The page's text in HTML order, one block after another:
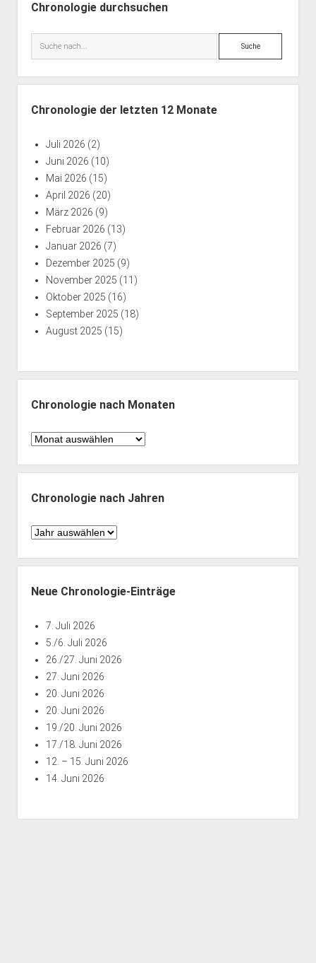
Chronologie durchsuchen
Suche
Chronologie der letzten 12 Monate
Juli 2026 (2)
Juni 2026 (10)
Mai 2026 (15)
April 2026 (20)
März 2026 (9)
Februar 2026 (13)
Januar 2026 (7)
Dezember 2025 (9)
November 2025 (11)
Oktober 2025 (16)
September 2025 (18)
August 2025 (15)
Chronologie nach Monaten
Chronologie
Monaten
Chronologie nach Jahren
Chronologie
Jahren
Neue Chronologie-Einträge
7. Juli 2026
5./6. Juli 2026
26./27. Juni 2026
27. Juni 2026
20. Juni 2026
20. Juni 2026
19./20. Juni 2026
17./18. Juni 2026
12. – 15. Juni 2026
14. Juni 2026